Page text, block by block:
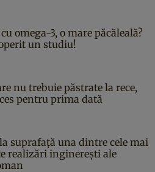
omega-3, o mare păcăleală?
un studiu!
nu trebuie păstrate la rece,
pentru prima dată
la suprafață una dintre cele mai
realizări inginerești ale